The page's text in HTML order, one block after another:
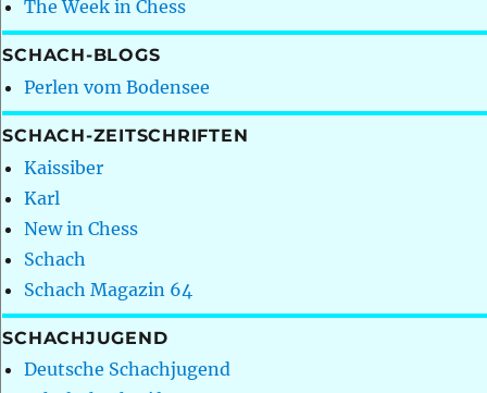
The Week in Chess
SCHACH-BLOGS
Perlen vom Bodensee
SCHACH-ZEITSCHRIFTEN
Kaissiber
Karl
New in Chess
Schach
Schach Magazin 64
SCHACHJUGEND
Deutsche Schachjugend